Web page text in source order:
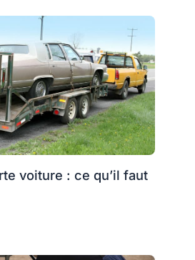
voiture : ce qu’il faut